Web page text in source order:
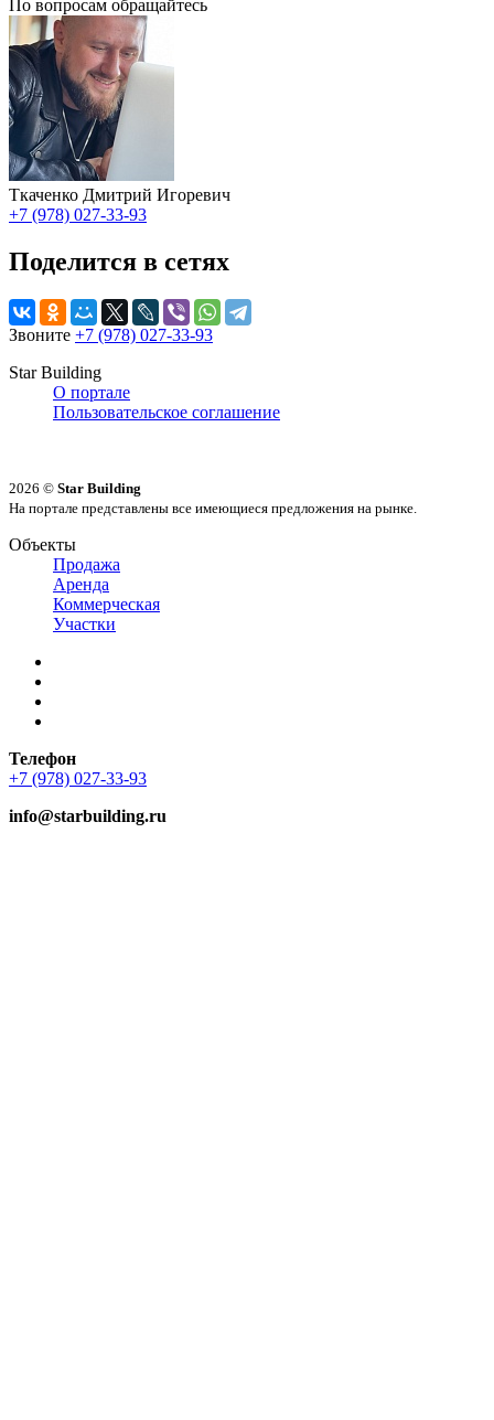
По вопросам обращайтесь
Ткаченко Дмитрий Игоревич
+7 (978) 027-33-93
Поделится в сетях
Звоните +7 (978) 027-33-93
Star Building
О портале
Пользовательское соглашение
2026 © Star Building
На портале представлены все имеющиеся предложения на рынке.
Объекты
Продажа
Аренда
Коммерческая
Участки
Телефон
+7 (978) 027-33-93
info@starbuilding.ru